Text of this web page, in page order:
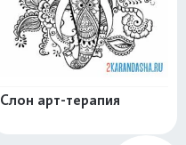
Слон арт-терапия